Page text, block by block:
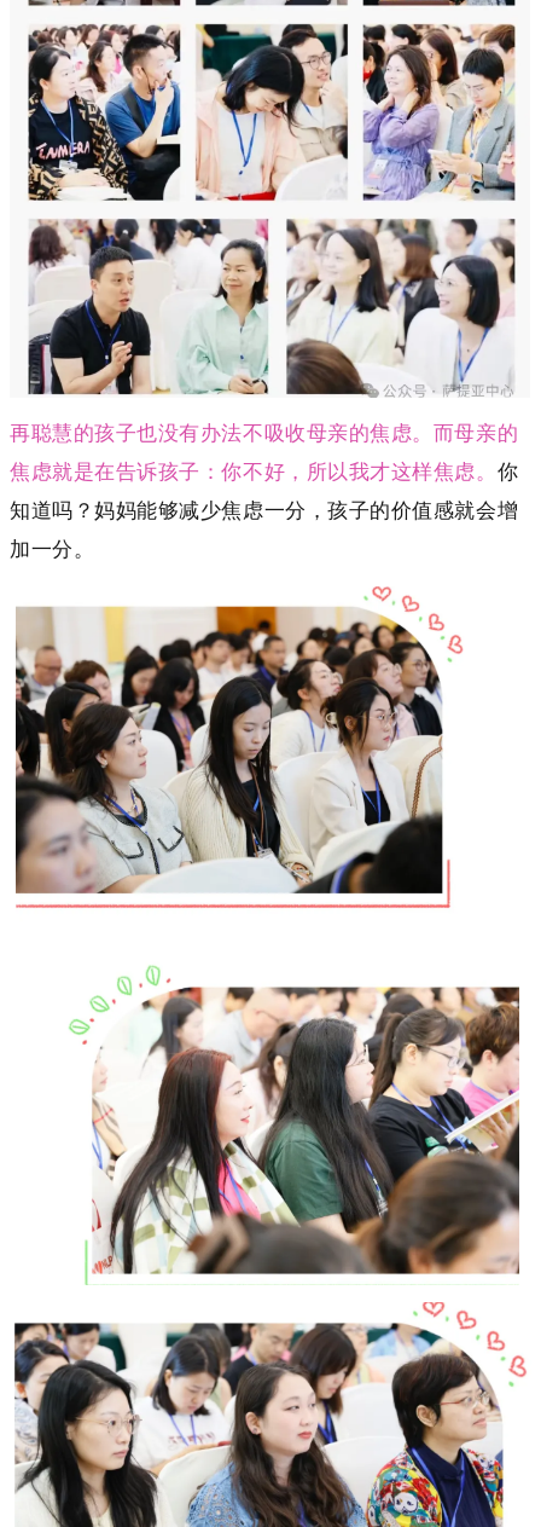
再聪慧的孩子也没有办法不吸收母亲的焦虑。而母亲的
焦虑就是在告诉孩子：你不好，所以我才这样焦虑。 你
知道吗？妈妈能够减少焦虑一分，孩子的价值感就会增
加一分。